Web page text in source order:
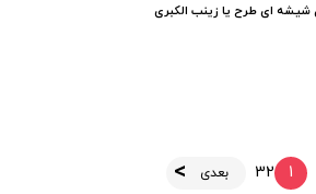
شیشه ای طرح یا زینب الکبری
1
2
3 بعدی